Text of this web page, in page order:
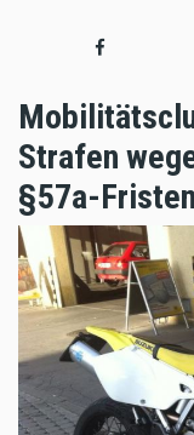
Strafen
§57a-